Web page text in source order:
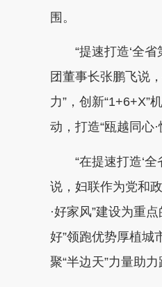
围。
“提速打造‘全省
团董事长张鹏飞说
力”，创新“1+6+X”
动，打造“瓯越同心
“在提速打造‘全
说，妇联作为党和
·好家风”建设为重
好”领跑优势厚植城
聚“半边天”力量助力